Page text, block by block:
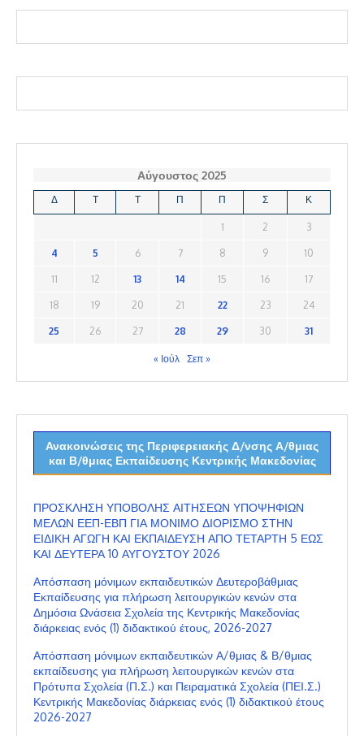
Αύγουστος 2025
Δ Τ Τ Π Π Σ Κ
1 2 3
4 5 6 7 8 9 10
11 12 13 14 15 16 17
18 19 20 21 22 23 24
25 26 27 28 29 30 31
« Ιούλ Σεπ »
Ανακοινώσεις της Περιφερειακής Δ/νσης Α/θμιας
και Β/θμιας Εκπαίδευσης Κεντρικής Μακεδονίας
ΠΡΟΣΚΛΗΣΗ ΥΠΟΒΟΛΗΣ ΑΙΤΗΣΕΩΝ ΥΠΟΨΗΦΙΩΝ
ΜΕΛΩΝ ΕΕΠ-ΕΒΠ ΓΙΑ ΜΟΝΙΜΟ ΔΙΟΡΙΣΜΟ ΣΤΗΝ
ΕΙΔΙΚΗ ΑΓΩΓΗ ΚΑΙ ΕΚΠΑΙΔΕΥΣΗ ΑΠΟ ΤΕΤΑΡΤΗ 5 ΕΩΣ
ΚΑΙ ΔΕΥΤΕΡΑ 10 ΑΥΓΟΥΣΤΟΥ 2026
Απόσπαση μόνιμων εκπαιδευτικών Δευτεροβάθμιας
Εκπαίδευσης για πλήρωση λειτουργικών κενών στα
Δημόσια Ωνάσεια Σχολεία της Κεντρικής Μακεδονίας
διάρκειας ενός (1) διδακτικού έτους, 2026-2027
Απόσπαση μόνιμων εκπαιδευτικών Α/θμιας & Β/θμιας
εκπαίδευσης για πλήρωση λειτουργικών κενών στα
Πρότυπα Σχολεία (Π.Σ.) και Πειραματικά Σχολεία (ΠΕΙ.Σ.)
Κεντρικής Μακεδονίας διάρκειας ενός (1) διδακτικού έτους
2026-2027